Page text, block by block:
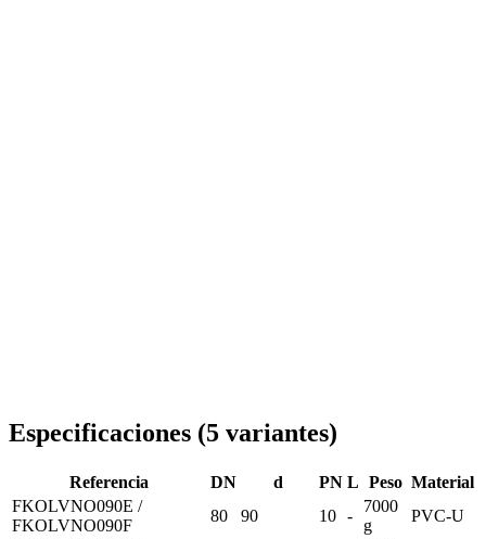
Especificaciones (5 variantes)
Referencia DN d PN L Peso Material
FKOLVNO090E /
FKOLVNO090F
80 90 10 -
7000
g
PVC-U